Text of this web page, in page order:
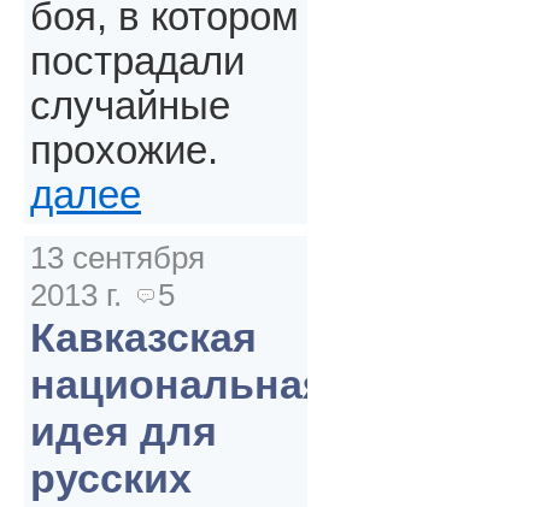
боя, в котором
пострадали
случайные
прохожие.
далее
13 сентября
2013 г.
5
Кавказская
национальная
идея для
русских